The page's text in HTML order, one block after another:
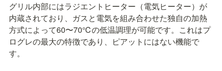
グリル内部にはラジエントヒーター（電気ヒーター）が
内蔵されており、ガスと電気を組み合わせた独自の加熱
方式によって60〜70℃の低温調理が可能です。これはプ
ログレの最大の特徴であり、ピアットにはない機能で
す。